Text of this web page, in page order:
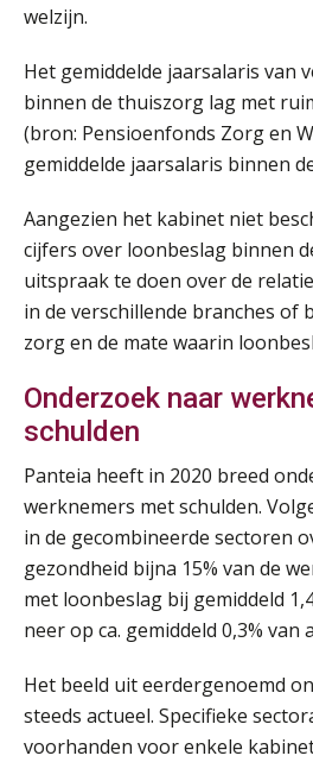
welzijn.
Het gemiddelde jaarsalaris van
binnen de thuiszorg lag met
(bron: Pensioenfonds Zorg en
gemiddelde jaarsalaris binnen
Aangezien het kabinet niet
cijfers over loonbeslag binnen
uitspraak te doen over de
in de verschillende branches of
zorg en de mate waarin
Onderzoek naar
schulden
Panteia heeft in 2020 breed
werknemers met schulden.
in de gecombineerde sectoren
gezondheid bijna 15% van de
met loonbeslag bij gemiddeld
neer op ca. gemiddeld 0,3% van
Het beeld uit eerdergenoemd
steeds actueel. Specifieke
voorhanden voor enkele